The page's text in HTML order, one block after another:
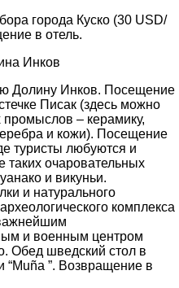
города Куско (30 USD/
в отель.
Инков
Долину Инков. Посещение
Писак (здесь можно
– керамику,
и кожи). Посещение
туристы любуются и
таких очаровательных
и викуньи.
и натурального
комплекса
и военным центром
Обед шведский стол в
“Muña ”. Возвращение в